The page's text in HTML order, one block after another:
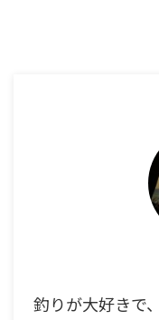
釣りが大好きで